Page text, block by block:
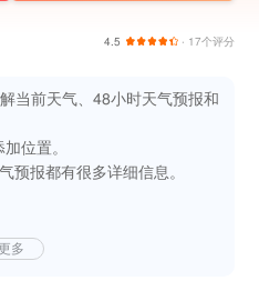
4.5 · 17个评分
当前天气、48小时天气预报和
位置。
预报都有很多详细信息。
多